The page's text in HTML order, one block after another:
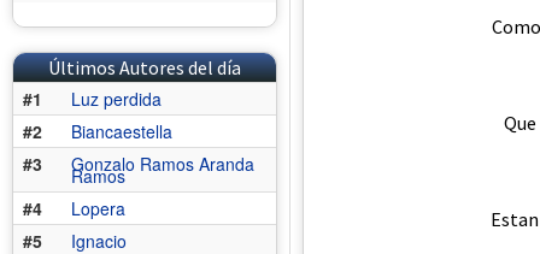
Últimos Autores del día
#1
Luz perdida
#2
Biancaestella
#3
Gonzalo Ramos Aranda
Ramos
#4
Lopera
#5
Ignacio